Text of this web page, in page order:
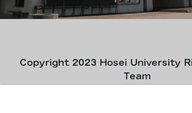
Copyright 2023 Hosei University
Team